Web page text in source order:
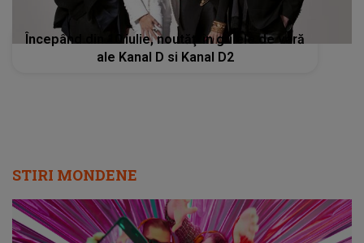
Începând din 10 iulie, noutăţi în grilele de vară
ale Kanal D si Kanal D2
STIRI MONDENE